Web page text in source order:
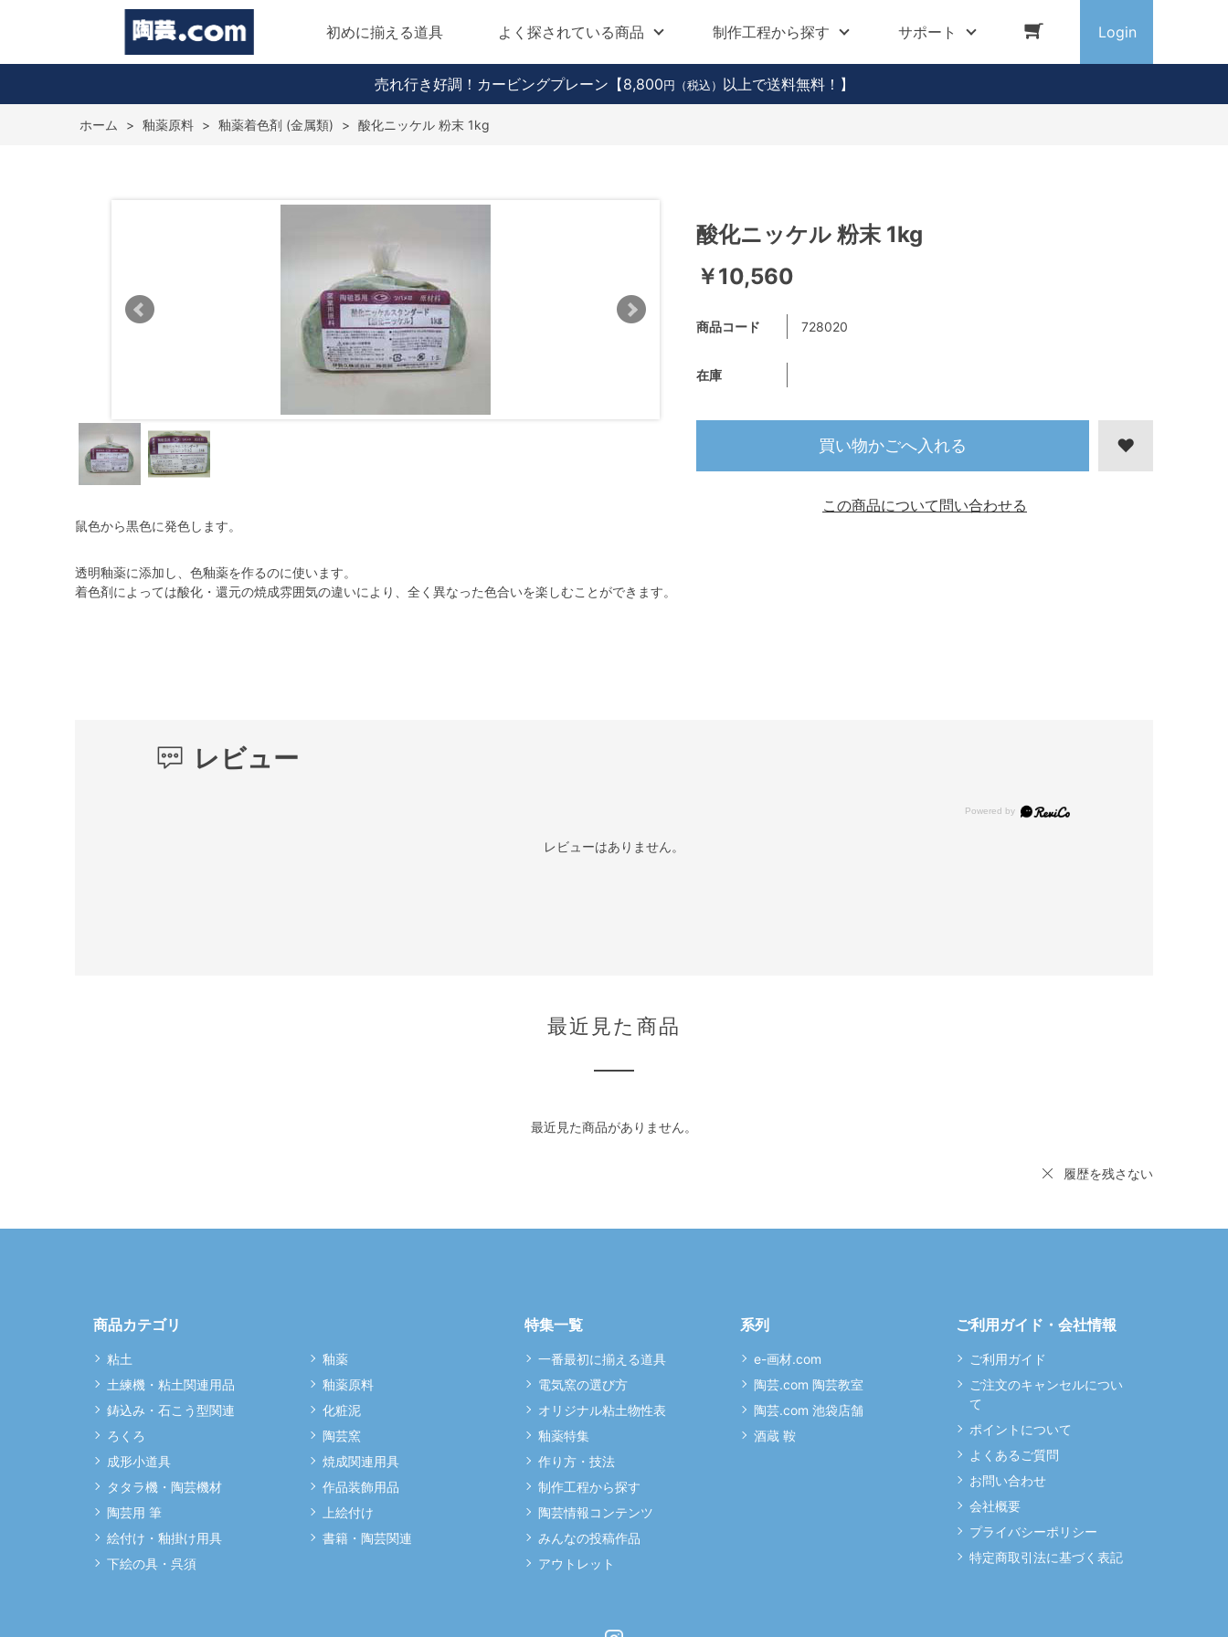
初めに揃える道具 よく探されている商品 制作工程から探す サポート Login
売れ行き好調！カービングプレーン 【8,800 円（税込） 以上で送料無料！】
ホーム > 釉薬原料 > 釉薬着色剤 (金属類) > 酸化ニッケル 粉末 1kg
鼠色から黒色に発色します。
透明釉薬に添加し、色釉薬を作るのに使います。
着色剤によっては酸化・還元の焼成雰囲気の違いにより、全く異なった色合いを楽しむことができます。
酸化ニッケル 粉末 1kg
￥10,560
商品コード 728020
在庫
買い物かごへ入れる
この商品について問い合わせる
レビュー
レビューはありません。
最近見た商品
最近見た商品がありません。
履歴を残さない
商品カテゴリ
粘土
土練機・粘土関連用品
鋳込み・石こう型関連
ろくろ
成形小道具
タタラ機・陶芸機材
陶芸用 筆
絵付け・釉掛け用具
下絵の具・呉須
釉薬
釉薬原料
化粧泥
陶芸窯
焼成関連用具
作品装飾用品
上絵付け
書籍・陶芸関連
特集一覧
一番最初に揃える道具
電気窯の選び方
オリジナル粘土物性表
釉薬特集
作り方・技法
制作工程から探す
陶芸情報コンテンツ
みんなの投稿作品
アウトレット
系列
e-画材.com
陶芸.com 陶芸教室
陶芸.com 池袋店舗
酒蔵 鞍
ご利用ガイド・会社情報
ご利用ガイド
ご注文のキャンセルについ
て
ポイントについて
よくあるご質問
お問い合わせ
会社概要
プライバシーポリシー
特定商取引法に基づく表記